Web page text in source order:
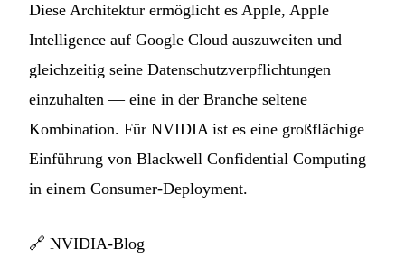
Diese Architektur ermöglicht es Apple, Apple
Intelligence auf Google Cloud auszuweiten und
gleichzeitig seine Datenschutzverpflichtungen
einzuhalten — eine in der Branche seltene
Kombination. Für NVIDIA ist es eine großflächige
Einführung von Blackwell Confidential Computing
in einem Consumer-Deployment.
🔗 NVIDIA-Blog